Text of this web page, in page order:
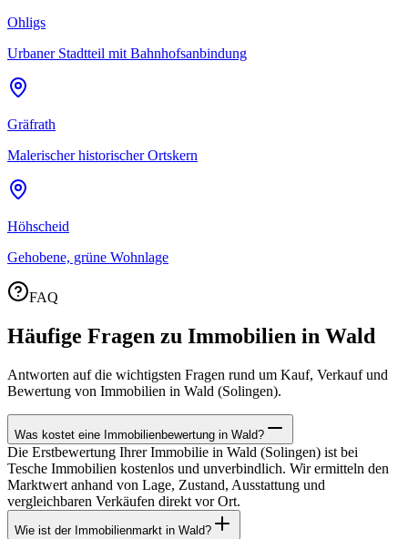
Ohligs
Urbaner Stadtteil mit Bahnhofsanbindung
Gräfrath
Malerischer historischer Ortskern
Höhscheid
Gehobene, grüne Wohnlage
FAQ
Häufige Fragen zu Immobilien in Wald
Antworten auf die wichtigsten Fragen rund um Kauf, Verkauf und
Bewertung von Immobilien in Wald (Solingen).
Was kostet eine Immobilienbewertung in Wald?
Die Erstbewertung Ihrer Immobilie in Wald (Solingen) ist bei
Tesche Immobilien kostenlos und unverbindlich. Wir ermitteln den
Marktwert anhand von Lage, Zustand, Ausstattung und
vergleichbaren Verkäufen direkt vor Ort.
Wie ist der Immobilienmarkt in Wald?